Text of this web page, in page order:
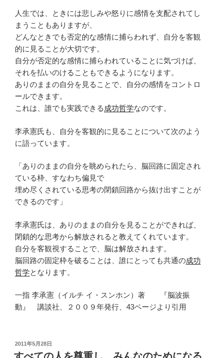
人生では、ときには悲しみや怒りに感情を支配されてし
まうこともありますが、
どんなときでも否定的な感情に捕らわれず、自分を客観
的に見ることが大切です。
自分が否定的な感情に捕らわれていることに気づけば、
それを払いのけることもできるようになります。
ありのままの自分を見ることで、自分の感情をコントロ
ールできます。
これは、誰でも実践できる 成功哲学なのです。
李承憲氏も、自分を客観的に見ることについて次のよう
に語っています。
「ありのままの自分を眺められたら、脳回路に固定され
ている枠、すなわち偏見で
埋め尽くされている思考の閉鎖回路から抜け出すことが
できるのです」
李承憲氏は、ありのままの自分を見ることができれば、
閉鎖的な思考から解放されると教えてくれています。
自分を客観視することで、脳は解放されます。
脳回路の固定枠を破ることは、誰にとっても共通の成功
哲学となります。
一指 李承憲（イルチ イ・スンホン）著 『脳波振
動』 講談社、２００９年発行、43ページより引用
投
稿
2011年5月28日